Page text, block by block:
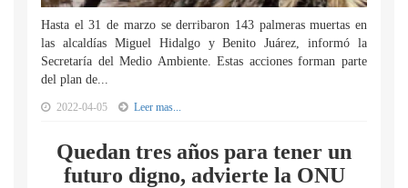
Hasta el 31 de marzo se derribaron 143 palmeras muertas en
las alcaldías Miguel Hidalgo y Benito Juárez, informó la
Secretaría del Medio Ambiente. Estas acciones forman parte
del plan de...
2022-04-05 Leer mas...
Quedan tres años para tener un
futuro digno, advierte la ONU